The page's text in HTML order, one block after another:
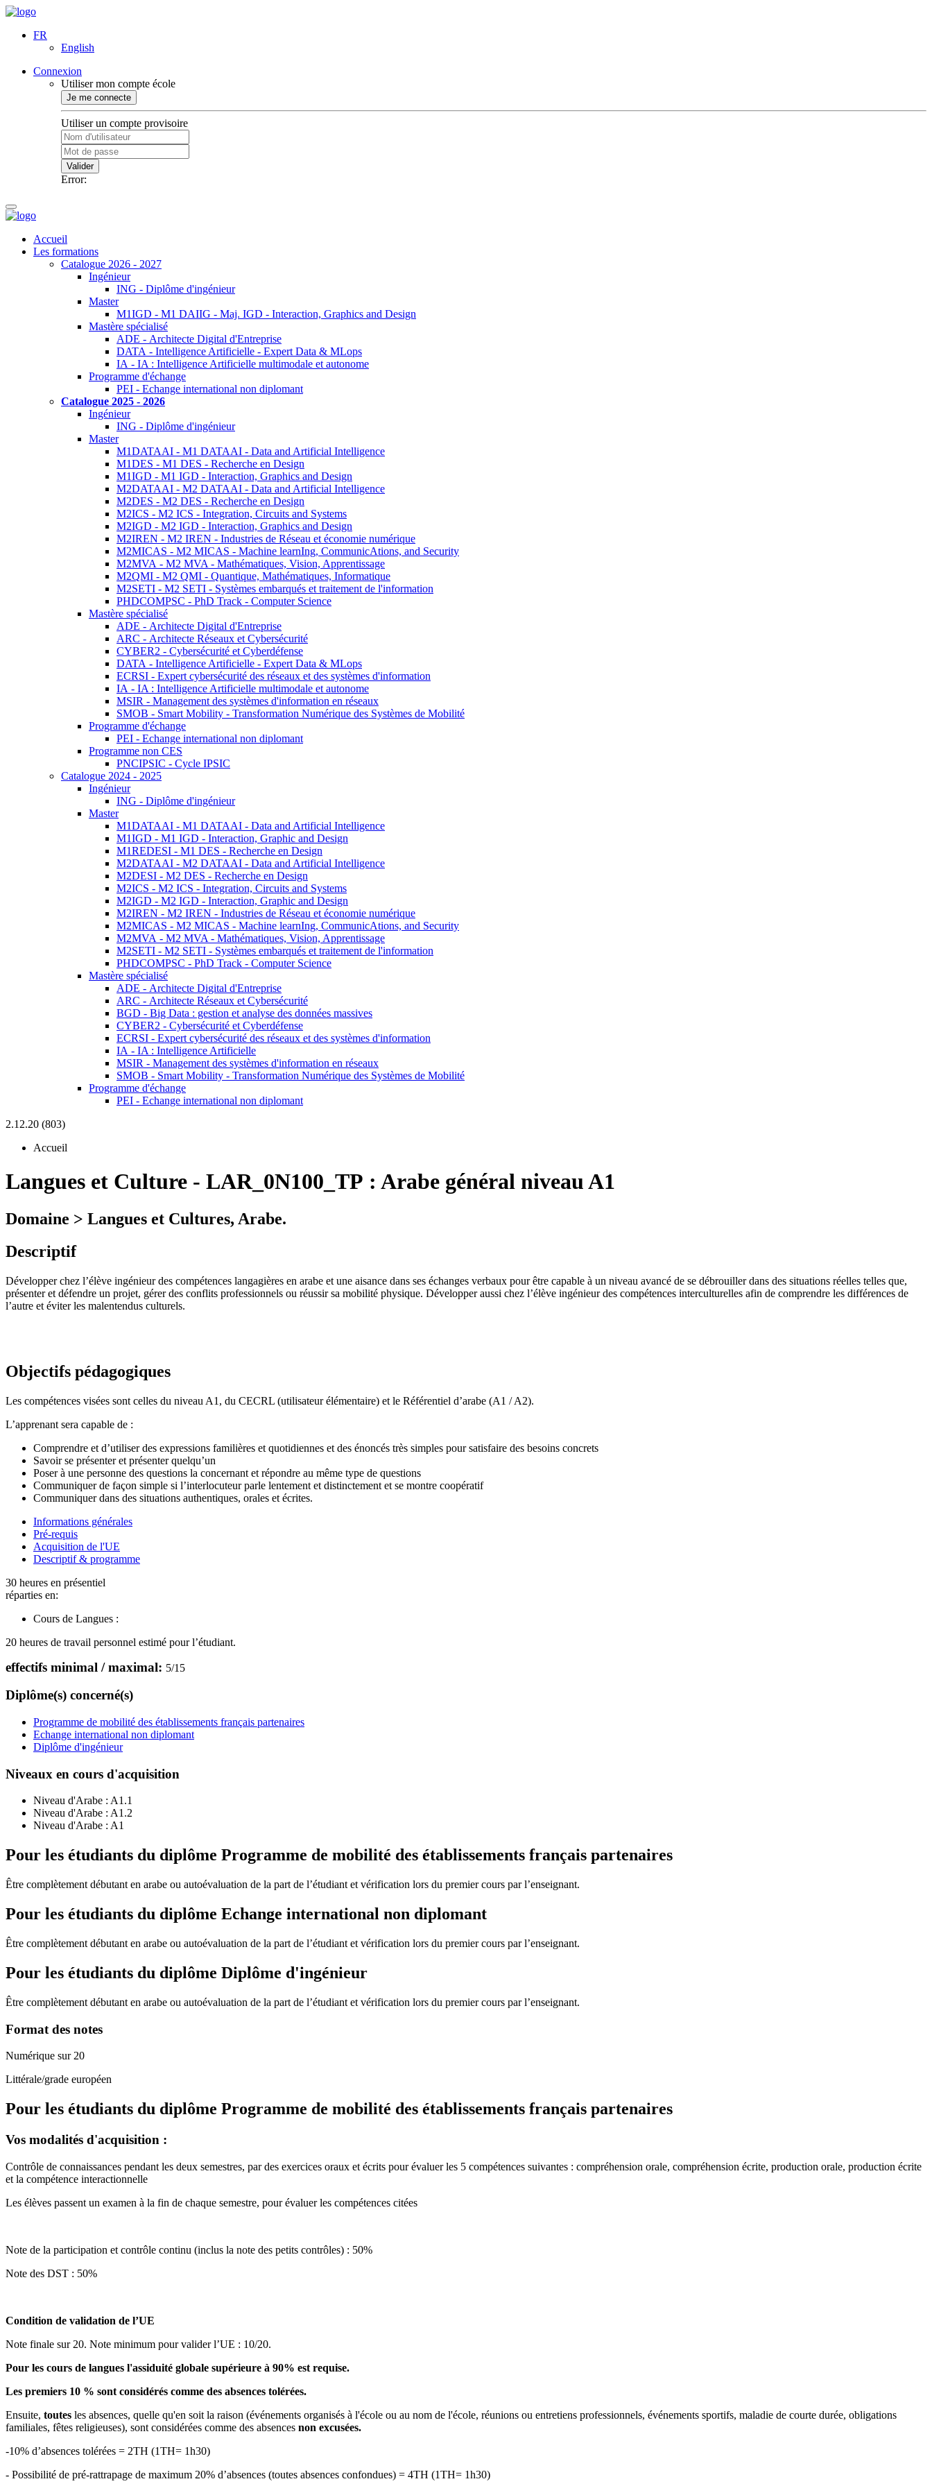
FR
English
Connexion
Utiliser mon compte école
Je me connecte
Utiliser un compte provisoire
Valider
Error:
Accueil
Les formations
Catalogue 2026 - 2027
Ingénieur
ING - Diplôme d'ingénieur
Master
M1IGD - M1 DAIIG - Maj. IGD - Interaction, Graphics and Design
Mastère spécialisé
ADE - Architecte Digital d'Entreprise
DATA - Intelligence Artificielle - Expert Data & MLops
IA - IA : Intelligence Artificielle multimodale et autonome
Programme d'échange
PEI - Echange international non diplomant
Catalogue 2025 - 2026
Ingénieur
ING - Diplôme d'ingénieur
Master
M1DATAAI - M1 DATAAI - Data and Artificial Intelligence
M1DES - M1 DES - Recherche en Design
M1IGD - M1 IGD - Interaction, Graphics and Design
M2DATAAI - M2 DATAAI - Data and Artificial Intelligence
M2DES - M2 DES - Recherche en Design
M2ICS - M2 ICS - Integration, Circuits and Systems
M2IGD - M2 IGD - Interaction, Graphics and Design
M2IREN - M2 IREN - Industries de Réseau et économie numérique
M2MICAS - M2 MICAS - Machine learnIng, CommunicAtions, and Security
M2MVA - M2 MVA - Mathématiques, Vision, Apprentissage
M2QMI - M2 QMI - Quantique, Mathématiques, Informatique
M2SETI - M2 SETI - Systèmes embarqués et traitement de l'information
PHDCOMPSC - PhD Track - Computer Science
Mastère spécialisé
ADE - Architecte Digital d'Entreprise
ARC - Architecte Réseaux et Cybersécurité
CYBER2 - Cybersécurité et Cyberdéfense
DATA - Intelligence Artificielle - Expert Data & MLops
ECRSI - Expert cybersécurité des réseaux et des systèmes d'information
IA - IA : Intelligence Artificielle multimodale et autonome
MSIR - Management des systèmes d'information en réseaux
SMOB - Smart Mobility - Transformation Numérique des Systèmes de Mobilité
Programme d'échange
PEI - Echange international non diplomant
Programme non CES
PNCIPSIC - Cycle IPSIC
Catalogue 2024 - 2025
Ingénieur
ING - Diplôme d'ingénieur
Master
M1DATAAI - M1 DATAAI - Data and Artificial Intelligence
M1IGD - M1 IGD - Interaction, Graphic and Design
M1REDESI - M1 DES - Recherche en Design
M2DATAAI - M2 DATAAI - Data and Artificial Intelligence
M2DESI - M2 DES - Recherche en Design
M2ICS - M2 ICS - Integration, Circuits and Systems
M2IGD - M2 IGD - Interaction, Graphic and Design
M2IREN - M2 IREN - Industries de Réseau et économie numérique
M2MICAS - M2 MICAS - Machine learnIng, CommunicAtions, and Security
M2MVA - M2 MVA - Mathématiques, Vision, Apprentissage
M2SETI - M2 SETI - Systèmes embarqués et traitement de l'information
PHDCOMPSC - PhD Track - Computer Science
Mastère spécialisé
ADE - Architecte Digital d'Entreprise
ARC - Architecte Réseaux et Cybersécurité
BGD - Big Data : gestion et analyse des données massives
CYBER2 - Cybersécurité et Cyberdéfense
ECRSI - Expert cybersécurité des réseaux et des systèmes d'information
IA - IA : Intelligence Artificielle
MSIR - Management des systèmes d'information en réseaux
SMOB - Smart Mobility - Transformation Numérique des Systèmes de Mobilité
Programme d'échange
PEI - Echange international non diplomant
2.12.20 (803)
Accueil
Langues et Culture - LAR_0N100_TP : Arabe général niveau A1
Domaine > Langues et Cultures, Arabe.
Descriptif
Développer chez l’élève ingénieur des compétences langagières en arabe et une aisance dans ses échanges verbaux pour être capable à un niveau avancé de se débrouiller dans des situations réelles telles que,
présenter et défendre un projet, gérer des conflits professionnels ou réussir sa mobilité physique. Développer aussi chez l’élève ingénieur des compétences interculturelles afin de comprendre les différences de
l’autre et éviter les malentendus culturels.
Objectifs pédagogiques
Les compétences visées sont celles du niveau A1, du CECRL (utilisateur élémentaire) et le Référentiel d’arabe (A1 / A2).
L’apprenant sera capable de :
Comprendre et d’utiliser des expressions familières et quotidiennes et des énoncés très simples pour satisfaire des besoins concrets
Savoir se présenter et présenter quelqu’un
Poser à une personne des questions la concernant et répondre au même type de questions
Communiquer de façon simple si l’interlocuteur parle lentement et distinctement et se montre coopératif
Communiquer dans des situations authentiques, orales et écrites.
Informations générales
Pré-requis
Acquisition de l'UE
Descriptif & programme
30 heures en présentiel
réparties en:
Cours de Langues :
20 heures de travail personnel estimé pour l’étudiant.
effectifs minimal / maximal: 5/15
Diplôme(s) concerné(s)
Programme de mobilité des établissements français partenaires
Echange international non diplomant
Diplôme d'ingénieur
Niveaux en cours d'acquisition
Niveau d'Arabe : A1.1
Niveau d'Arabe : A1.2
Niveau d'Arabe : A1
Pour les étudiants du diplôme Programme de mobilité des établissements français partenaires
Être complètement débutant en arabe ou autoévaluation de la part de l’étudiant et vérification lors du premier cours par l’enseignant.
Pour les étudiants du diplôme Echange international non diplomant
Être complètement débutant en arabe ou autoévaluation de la part de l’étudiant et vérification lors du premier cours par l’enseignant.
Pour les étudiants du diplôme Diplôme d'ingénieur
Être complètement débutant en arabe ou autoévaluation de la part de l’étudiant et vérification lors du premier cours par l’enseignant.
Format des notes
Numérique sur 20
Littérale/grade européen
Pour les étudiants du diplôme Programme de mobilité des établissements français partenaires
Vos modalités d'acquisition :
Contrôle de connaissances pendant les deux semestres, par des exercices oraux et écrits pour évaluer les 5 compétences suivantes : compréhension orale, compréhension écrite, production orale, production écrite
et la compétence interactionnelle
Les élèves passent un examen à la fin de chaque semestre, pour évaluer les compétences citées
Note de la participation et contrôle continu (inclus la note des petits contrôles) : 50%
Note des DST : 50%
Condition de validation de l’UE
Note finale sur 20. Note minimum pour valider l’UE : 10/20.
Pour les cours de langues l'assiduité globale supérieure à 90% est requise.
Les premiers 10 % sont considérés comme des absences tolérées.
Ensuite, toutes les absences, quelle qu'en soit la raison (événements organisés à l'école ou au nom de l'école, réunions ou entretiens professionnels, événements sportifs, maladie de courte durée, obligations
familiales, fêtes religieuses), sont considérées comme des absences non excusées.
-10% d’absences tolérées = 2TH (1TH= 1h30)
- Possibilité de pré-rattrapage de maximum 20% d’absences (toutes absences confondues) = 4TH (1TH= 1h30)